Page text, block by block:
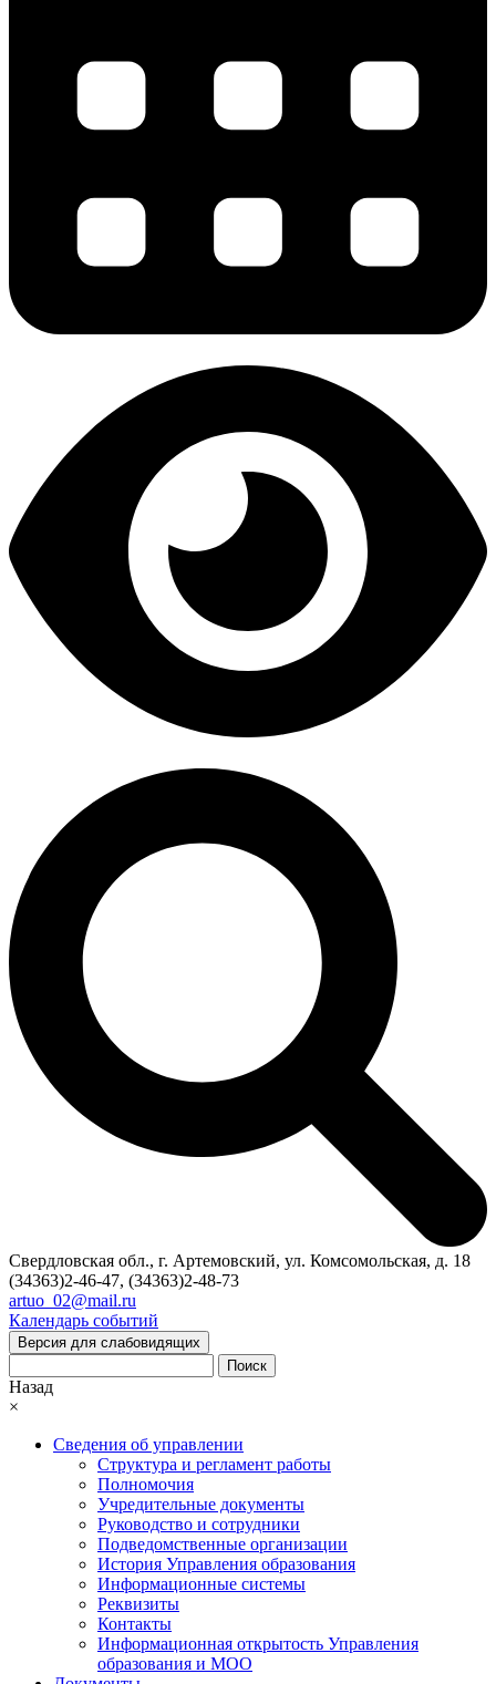
Свердловская обл., г. Артемовский, ул. Комсомольская, д. 18
(34363)2-46-47, (34363)2-48-73
artuo_02@mail.ru
Календарь событий
Версия для слабовидящих
Поиск
Назад
×
Сведения об управлении
Структура и регламент работы
Полномочия
Учредительные документы
Руководство и сотрудники
Подведомственные организации
История Управления образования
Информационные системы
Реквизиты
Контакты
Информационная открытость Управления
образования и МОО